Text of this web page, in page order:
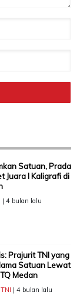
Satuan, Prada
Juara I Kaligrafi di
| 4 bulan lalu
Prajurit TNI yang
Satuan Lewat
Medan
TNI | 4 bulan lalu